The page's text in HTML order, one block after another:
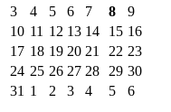
3
4 5 6 7 8
9
10 11 12 13 14 15 16
17 18 19 20 21 22 23
24 25 26 27 28 29 30
31 1 2 3 4 5 6